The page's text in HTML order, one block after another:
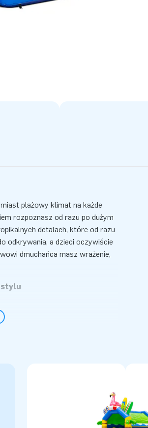
plażowy klimat na każde
rozpoznasz od razu po dużym
detalach, które od razu
odkrywania, a dzieci oczywiście
dmuchańca masz wrażenie,
stylu
urozmaicenia i sprawia, że
trwałe wykończenie i
5-letnią gwarancję i